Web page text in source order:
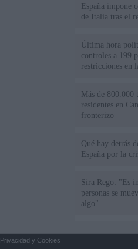
España impone
de Italia tras el
Última hora
controles a 199
restricciones en
Más de 800.000
residentes en
fronterizo
Qué hay detrás
España por la
Sira Rego: "Es
personas se
algo"
Privacidad y Cookies